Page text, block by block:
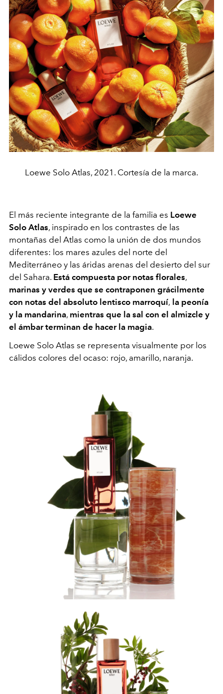
Loewe Solo Atlas, 2021. Cortesía de la marca.
El más reciente integrante de la familia es Loewe
Solo Atlas, inspirado en los contrastes de las
montañas del Atlas como la unión de dos mundos
diferentes: los mares azules del norte del
Mediterráneo y las áridas arenas del desierto del sur
del Sahara. Está compuesta por notas florales,
marinas y verdes que se contraponen grácilmente
con notas del absoluto lentisco marroquí, la peonía
y la mandarina, mientras que la sal con el almizcle y
el ámbar terminan de hacer la magia.
Loewe Solo Atlas se representa visualmente por los
cálidos colores del ocaso: rojo, amarillo, naranja.